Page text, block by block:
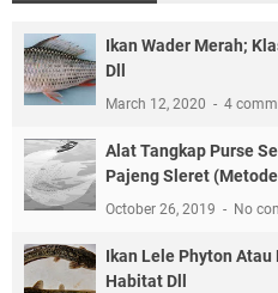
Ikan Wader Merah;
Dll
March 12, 2020 4
Alat Tangkap Purse
Pajeng Sleret
October 26, 2019 No
Ikan Lele Phyton
Habitat Dll